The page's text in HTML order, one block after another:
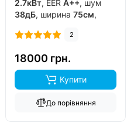
2.7кВт, EER A++, шум
38дБ, ширина 75см,
китай, інвертор
2
18000 грн.
Купити
До порівняння